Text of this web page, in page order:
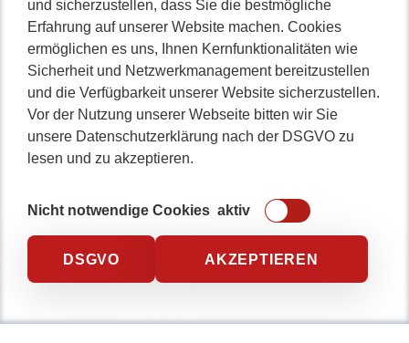
und sicherzustellen, dass Sie die bestmögliche
Erfahrung auf unserer Website machen. Cookies
ermöglichen es uns, Ihnen Kernfunktionalitäten wie
Sicherheit und Netzwerkmanagement bereitzustellen
und die Verfügbarkeit unserer Website sicherzustellen.
Vor der Nutzung unserer Webseite bitten wir Sie
unsere Datenschutzerklärung nach der DSGVO zu
lesen und zu akzeptieren.
Nicht notwendige Cookies aktiv
DSGVO AKZEPTIEREN
0234 / 904 8115